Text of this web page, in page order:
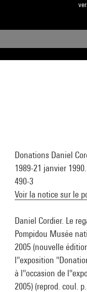
Donations Daniel
1989-21 janvier
490-3
Voir la notice sur le
Daniel Cordier. Le
Pompidou Musée
2005 (nouvelle
l''exposition
à l''occasion de
2005) (reprod. coul.